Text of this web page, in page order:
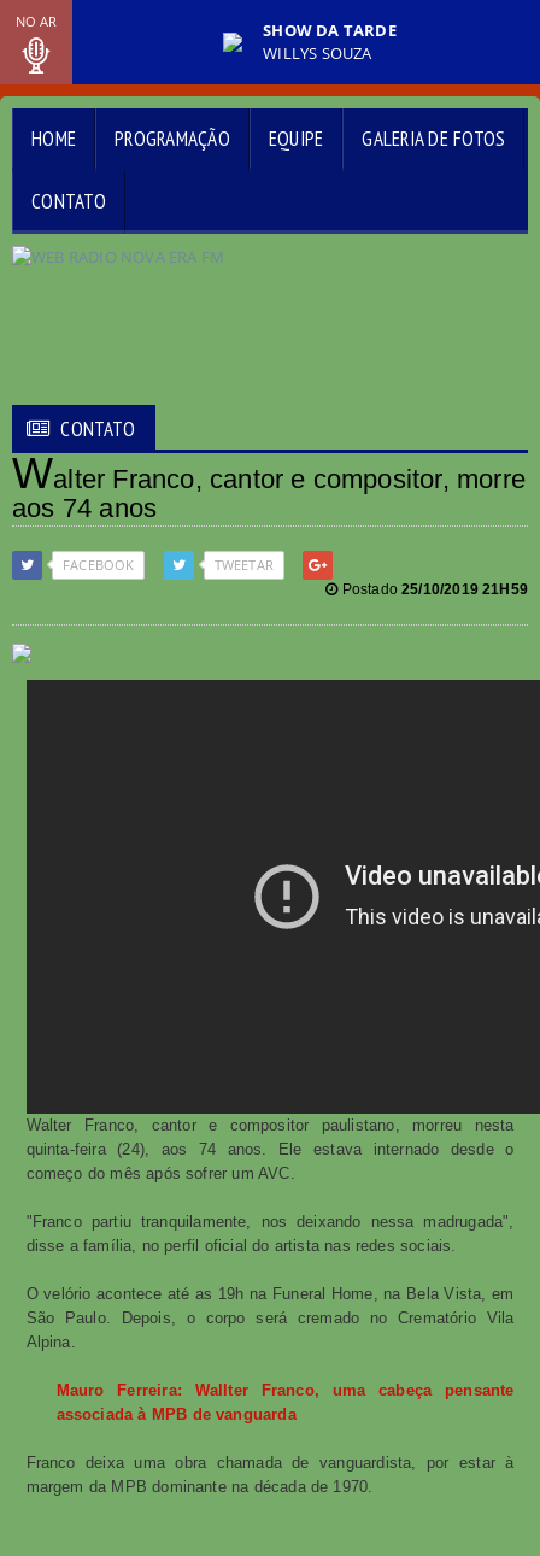
NO AR
SHOW DA TARDE
WILLYS SOUZA
HOME PROGRAMAÇÃO EQUIPE GALERIA DE FOTOS
CONTATO
CONTATO
Walter Franco, cantor e compositor, morre
aos 74 anos
FACEBOOK TWEETAR
Postado25/10/2019 21H59
Walter Franco, cantor e compositor paulistano, morreu nesta
quinta-feira (24), aos 74 anos. Ele estava internado desde o
começo do mês após sofrer um AVC.
"Franco partiu tranquilamente, nos deixando nessa madrugada",
disse a família, no perfil oficial do artista nas redes sociais.
O velório acontece até as 19h na Funeral Home, na Bela Vista, em
São Paulo. Depois, o corpo será cremado no Crematório Vila
Alpina.
Mauro Ferreira: Wallter Franco, uma cabeça pensante
associada à MPB de vanguarda
Franco deixa uma obra chamada de vanguardista, por estar à
margem da MPB dominante na década de 1970.